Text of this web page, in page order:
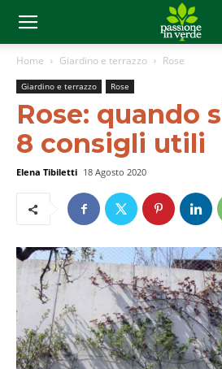
Home Giardino e terrazzo Rose
Giardino e terrazzo Rose
Rose: quando
8 consigli utili
Elena Tibiletti 18 Agosto 2020